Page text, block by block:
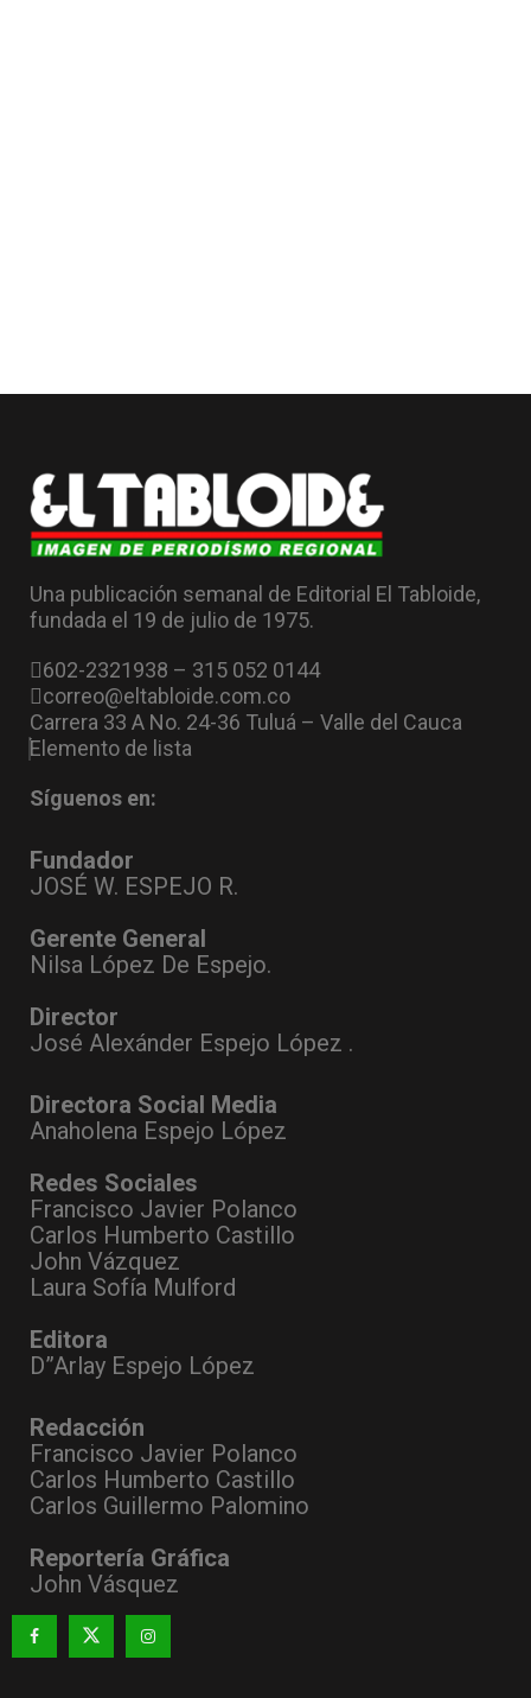
Una publicación semanal de Editorial El Tabloide,
fundada el 19 de julio de 1975.
602-2321938 – 315 052 0144
correo@eltabloide.com.co
Carrera 33 A No. 24-36 Tuluá – Valle del Cauca
Elemento de lista
Síguenos en:
Fundador
JOSÉ W. ESPEJO R.
Gerente General
Nilsa López De Espejo.
Director
José Alexánder Espejo López .
Directora Social Media
Anaholena Espejo López
Redes Sociales
Francisco Javier Polanco
Carlos Humberto Castillo
John Vázquez
Laura Sofía Mulford
Editora
D”Arlay Espejo López
Redacción
Francisco Javier Polanco
Carlos Humberto Castillo
Carlos Guillermo Palomino
Reportería Gráfica
John Vásquez